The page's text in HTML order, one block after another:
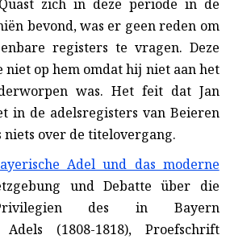
zich in deze periode in de
bevond, was er geen reden om
registers te vragen. Deze
op hem omdat hij niet aan het
was. Het feit dat Jan
in de adelsregisters van Beieren
over de titelovergang.
Adel und das moderne
und Debatte über die
des in Bayern
(1808-1818), Proefschrift